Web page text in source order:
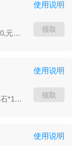
随机神石盒*4,朱雀精华*15,精炼石*20,元宝*40000
使用说明
领取
随机神石盒*2,白虎精华*10,极品精炼石*15,元宝*30000
使用说明
领取
使用说明